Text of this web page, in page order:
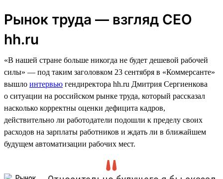
Рынок труда — взгляд СЕО
hh.ru
«В нашей стране больше никогда не будет дешевой рабочей
силы» — под таким заголовком 23 сентября в «Коммерсанте»
вышло интервью гендиректора hh.ru Дмитрия Сергиенкова
о ситуации на российском рынке труда, который рассказал
насколько корректны оценки дефицита кадров,
действительно ли работодатели подошли к пределу своих
расходов на зарплаты работников и ждать ли в ближайшем
будущем автоматизации рабочих мест.